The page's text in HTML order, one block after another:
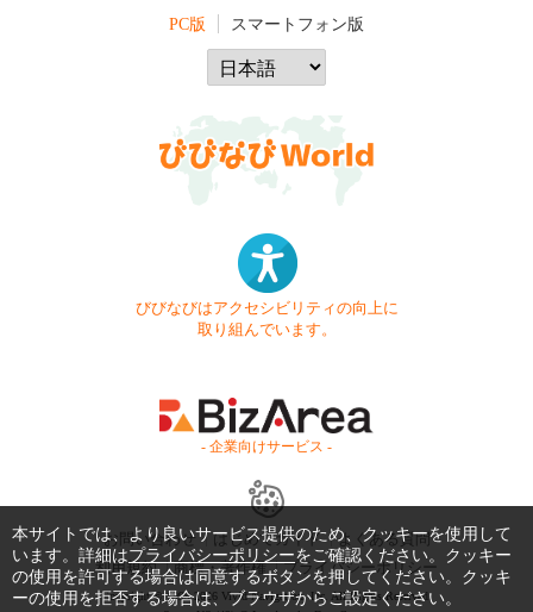
PC版 スマートフォン版
びびなびはアクセシビリティの向上に
取り組んでいます。
- 企業向けサービス -
お問い合わせ はじめてガイド
よくある質問
利用規約
商標・著作権 プライバシーポリシー
Copyright © 1999-2026 Vivid Navigation, Inc. All Rights Reserved.
本サイトでは、より良いサービス提供のため、クッキーを使用して
います。詳細はプライバシーポリシーをご確認ください。クッキー
の使用を許可する場合は同意するボタンを押してください。クッキ
ーの使用を拒否する場合は、ブラウザからご設定ください。